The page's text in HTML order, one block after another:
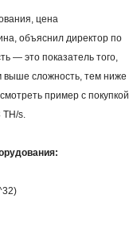
цена
объяснил директор по
— это показатель того,
выше сложность, тем ниже
пример с покупкой
TH/s.